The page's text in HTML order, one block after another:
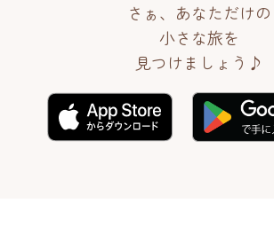
さぁ、あなただけの
小さな旅を
見つけましょう♪